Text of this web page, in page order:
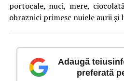
portocale, nuci, mere,
obraznici primesc nuiele aurii și
Adaugă
preferată